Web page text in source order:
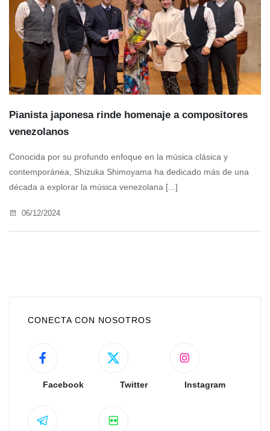
Pianista japonesa rinde homenaje a compositores
venezolanos
Conocida por su profundo enfoque en la música clásica y
contemporánea, Shizuka Shimoyama ha dedicado más de una
década a explorar la música venezolana [...]
06/12/2024
CONECTA CON NOSOTROS
Facebook Twitter Instagram